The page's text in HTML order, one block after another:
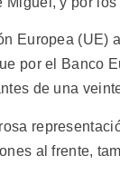
Europea (UE)
por el Banco
de una
al frente,